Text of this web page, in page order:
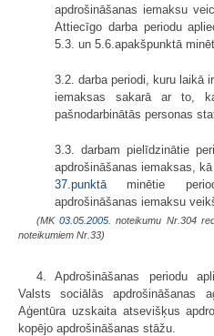
apdrošināšanas iemaksu
Attiecīgo darba periodu
5.3. un 5.6.apakšpunktā
3.2. darba periodi, kuru laikā
iemaksas sakarā ar to,
pašnodarbinātās personas
3.3. darbam pielīdzinātie
apdrošinā­šanas iemaksas,
37.punktā minētie
apdrošināšanas iemaksu
(MK03.05.2005. noteikumu Nr.304
noteikumiem Nr.33)
4. Apdrošināšanas periodu
Valsts sociālās apdrošināšanas
Aģentūra uzskaita atsevišķus
kopējo apdrošināšanas stāžu.